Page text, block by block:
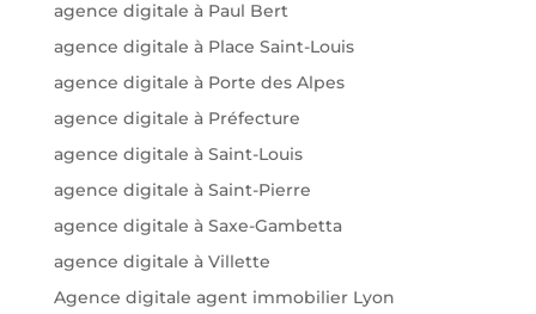
agence digitale à Paul Bert
agence digitale à Place Saint-Louis
agence digitale à Porte des Alpes
agence digitale à Préfecture
agence digitale à Saint-Louis
agence digitale à Saint-Pierre
agence digitale à Saxe-Gambetta
agence digitale à Villette
Agence digitale agent immobilier Lyon